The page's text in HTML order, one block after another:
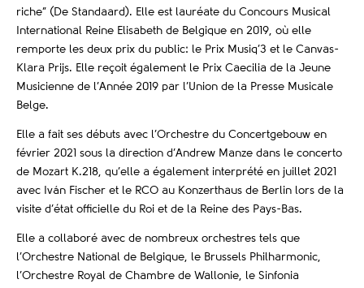
riche” (De Standaard). Elle est lauréate du Concours Musical
International Reine Elisabeth de Belgique en 2019, où elle
remporte les deux prix du public: le Prix Musiq’3 et le Canvas-
Klara Prijs. Elle reçoit également le Prix Caecilia de la Jeune
Musicienne de l’Année 2019 par l’Union de la Presse Musicale
Belge.
Elle a fait ses débuts avec l’Orchestre du Concertgebouw en
février 2021 sous la direction d’Andrew Manze dans le concerto
de Mozart K.218, qu’elle a également interprété en juillet 2021
avec Iván Fischer et le RCO au Konzerthaus de Berlin lors de la
visite d’état officielle du Roi et de la Reine des Pays-Bas.
Elle a collaboré avec de nombreux orchestres tels que
l’Orchestre National de Belgique, le Brussels Philharmonic,
l’Orchestre Royal de Chambre de Wallonie, le Sinfonia